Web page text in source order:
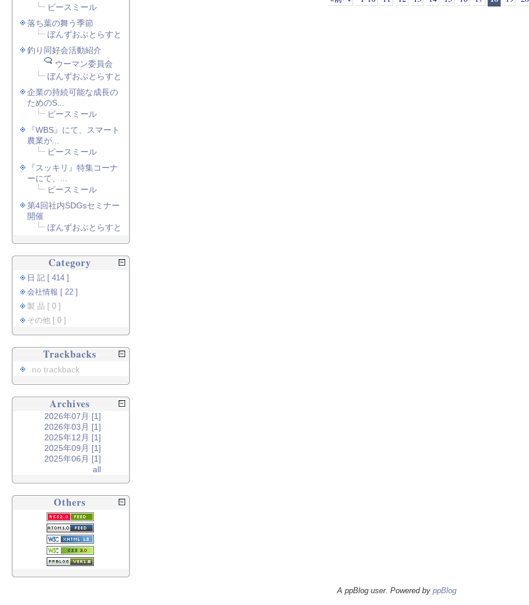
ピースミール
落ち葉の舞う季節
ぼんずおぶとらすと
釣り同好会活動紹介
ウーマン委員会
ぼんずおぶとらすと
企業の持続可能な成長の
ためのS...
ピースミール
『WBS』にて、スマート
農業が...
ピースミール
『スッキリ』特集コーナ
ーにて、...
ピースミール
第4回社内SDGsセミナー
開催
ぼんずおぶとらすと
Category
日 記 [ 414 ]
会社情報 [ 22 ]
製 品 [ 0 ]
その他 [ 0 ]
Trackbacks
no trackback
Archives
2026年07月 [1]
2026年03月 [1]
2025年12月 [1]
2025年09月 [1]
2025年06月 [1]
all
Others
A ppBlog user. Powered by ppBlog